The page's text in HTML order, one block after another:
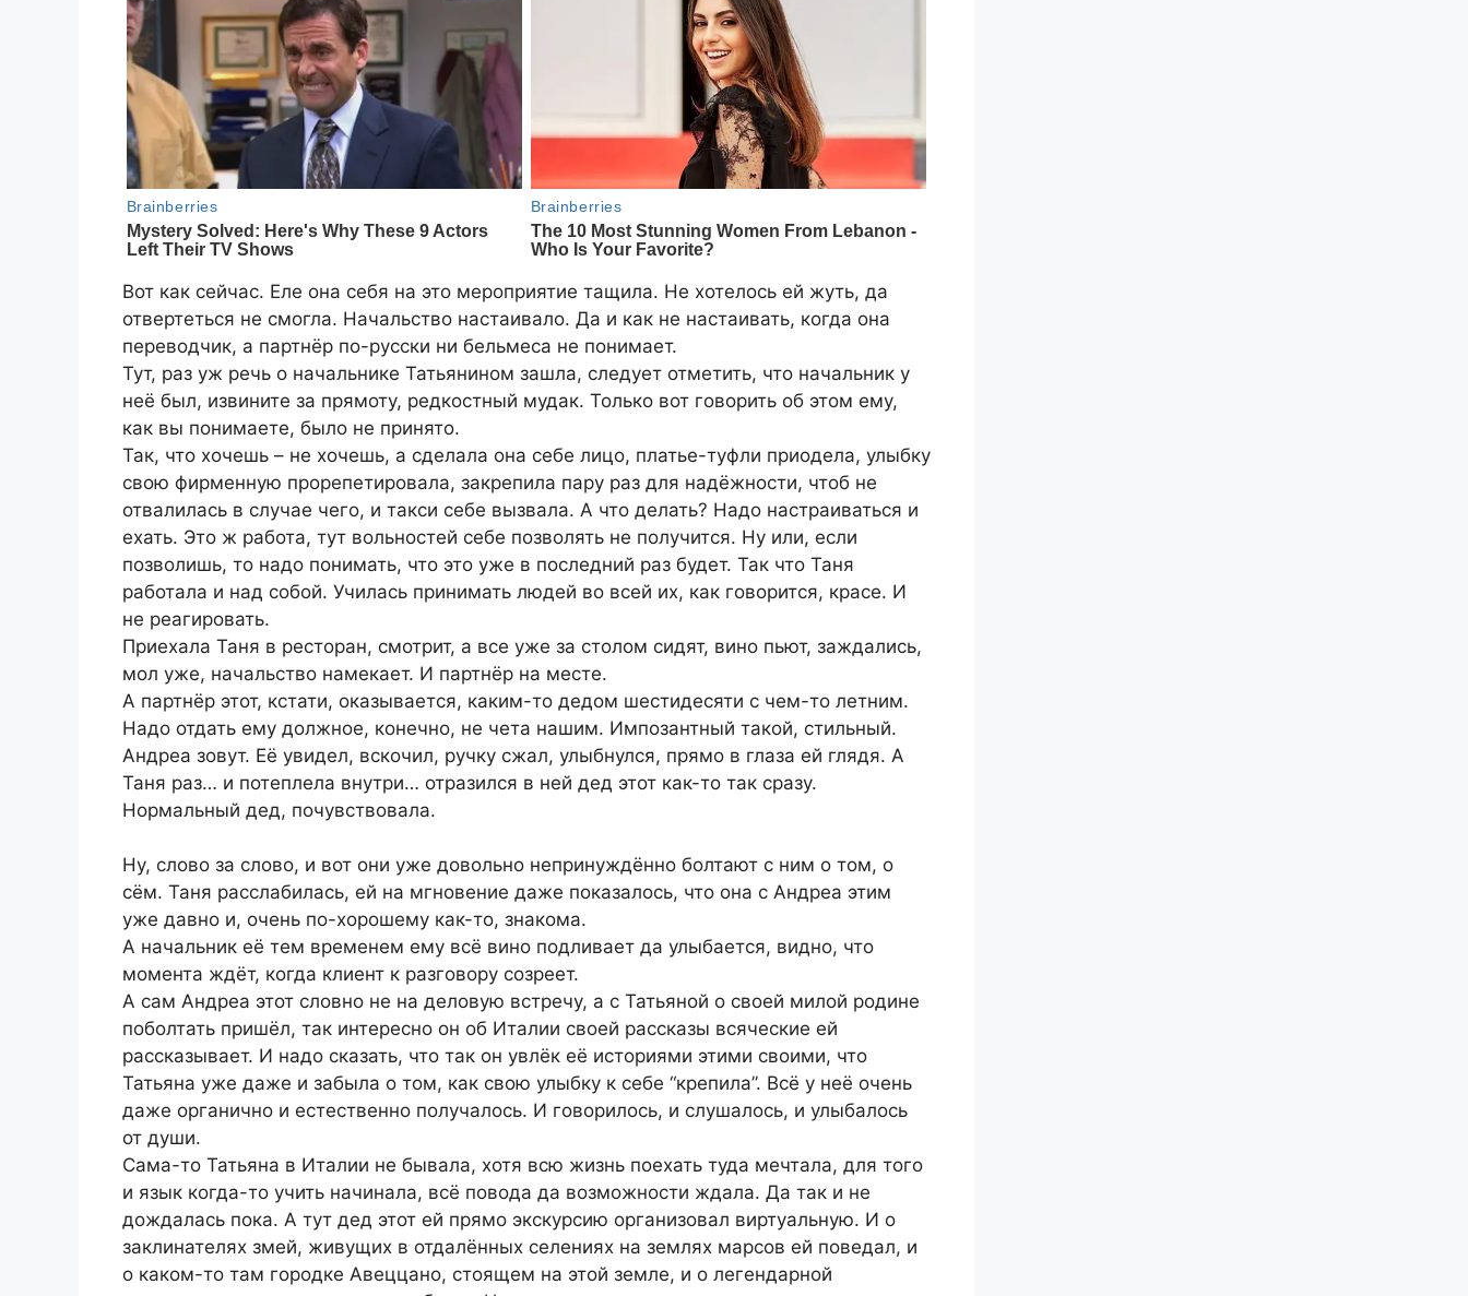
Вот как сейчас. Еле она себя на это мероприятие тащила. Не хотелось ей жуть, да
отвертеться не смогла. Начальство настаивало. Да и как не настаивать, когда она
переводчик, а партнёр по-русски ни бельмеса не понимает.
Тут, раз уж речь о начальнике Татьянином зашла, следует отметить, что начальник у
неё был, извините за прямоту, редкостный мудак. Только вот говорить об этом ему,
как вы понимаете, было не принято.
Так, что хочешь – не хочешь, а сделала она себе лицо, платье-туфли приодела, улыбку
свою фирменную прорепетировала, закрепила пару раз для надёжности, чтоб не
отвалилась в случае чего, и такси себе вызвала. А что делать? Надо настраиваться и
ехать. Это ж работа, тут вольностей себе позволять не получится. Ну или, если
позволишь, то надо понимать, что это уже в последний раз будет. Так что Таня
работала и над собой. Училась принимать людей во всей их, как говорится, красе. И
не реагировать.
Приехала Таня в ресторан, смотрит, а все уже за столом сидят, вино пьют, заждались,
мол уже, начальство намекает. И партнёр на месте.
А партнёр этот, кстати, оказывается, каким-то дедом шестидесяти с чем-то летним.
Надо отдать ему должное, конечно, не чета нашим. Импозантный такой, стильный.
Андреа зовут. Её увидел, вскочил, ручку сжал, улыбнулся, прямо в глаза ей глядя. А
Таня раз… и потеплела внутри… отразился в ней дед этот как-то так сразу.
Нормальный дед, почувствовала.
Ну, слово за слово, и вот они уже довольно непринуждённо болтают с ним о том, о
сём. Таня расслабилась, ей на мгновение даже показалось, что она с Андреа этим
уже давно и, очень по-хорошему как-то, знакома.
А начальник её тем временем ему всё вино подливает да улыбается, видно, что
момента ждёт, когда клиент к разговору созреет.
А сам Андреа этот словно не на деловую встречу, а с Татьяной о своей милой родине
поболтать пришёл, так интересно он об Италии своей рассказы всяческие ей
рассказывает. И надо сказать, что так он увлёк её историями этими своими, что
Татьяна уже даже и забыла о том, как свою улыбку к себе “крепила”. Всё у неё очень
даже органично и естественно получалось. И говорилось, и слушалось, и улыбалось
от души.
Сама-то Татьяна в Италии не бывала, хотя всю жизнь поехать туда мечтала, для того
и язык когда-то учить начинала, всё повода да возможности ждала. Да так и не
дождалась пока. А тут дед этот ей прямо экскурсию организовал виртуальную. И о
заклинателях змей, живущих в отдалённых селениях на землях марсов ей поведал, и
о каком-то там городке Авеццано, стоящем на этой земле, и о легендарной